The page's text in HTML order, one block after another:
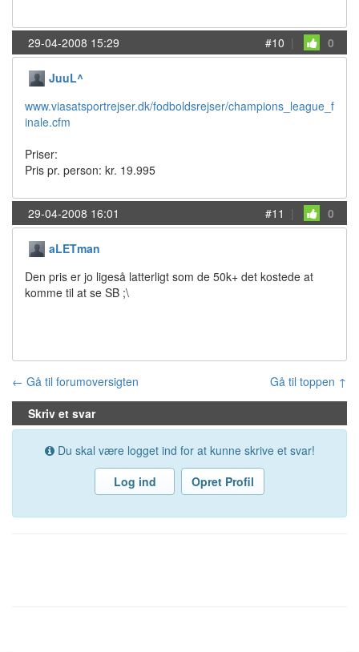
29-04-2008 15:29 #10 | 0
JuuL^
www.viasatsportrejser.dk/fodboldsrejser/champions_league_f
inale.cfm
Priser:
Pris pr. person: kr. 19.995
29-04-2008 16:01 #11 | 0
aLETman
Den pris er jo ligeså latterligt som de 50k+ det kostede at
komme til at se SB ;\
← Gå til forumoversigten
Gå til toppen ↑
Skriv et svar
Du skal være logget ind for at kunne skrive et svar!
Log ind
Opret Profil